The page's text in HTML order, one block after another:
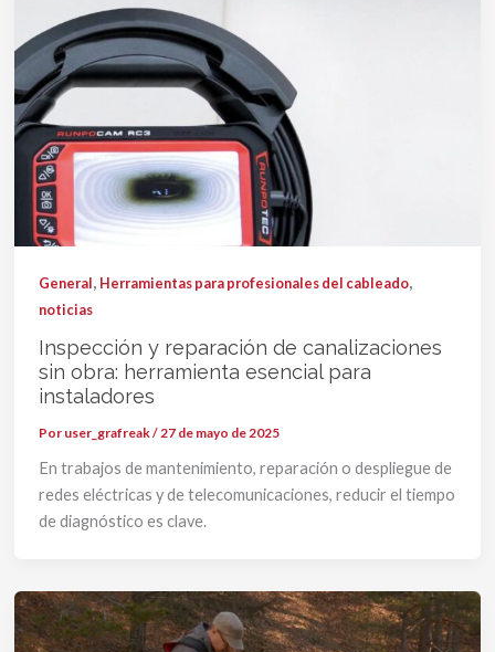
General, Herramientas para profesionales del cableado,
noticias
Inspección y reparación de canalizaciones
sin obra: herramienta esencial para
instaladores
Por user_grafreak/ 27 de mayo de 2025
En trabajos de mantenimiento, reparación o despliegue de
redes eléctricas y de telecomunicaciones, reducir el tiempo
de diagnóstico es clave.